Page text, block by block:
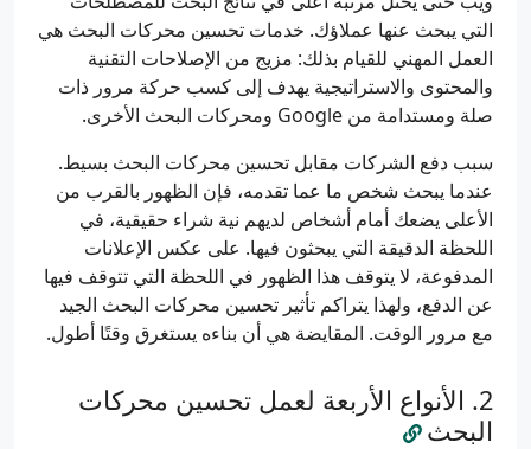
التي يبحث عنها عملاؤك. خدمات تحسين محركات البحث هي
العمل المهني للقيام بذلك: مزيج من الإصلاحات التقنية
والمحتوى والاستراتيجية يهدف إلى كسب حركة مرور ذات
صلة ومستدامة من Google ومحركات البحث الأخرى.
سبب دفع الشركات مقابل تحسين محركات البحث بسيط.
عندما يبحث شخص ما عما تقدمه، فإن الظهور بالقرب من
الأعلى يضعك أمام أشخاص لديهم نية شراء حقيقية، في
اللحظة الدقيقة التي يبحثون فيها. على عكس الإعلانات
المدفوعة، لا يتوقف هذا الظهور في اللحظة التي تتوقف فيها
عن الدفع، ولهذا يتراكم تأثير تحسين محركات البحث الجيد
مع مرور الوقت. المقايضة هي أن بناءه يستغرق وقتًا أطول.
الأنواع الأربعة لعمل تحسين محركات
البحث